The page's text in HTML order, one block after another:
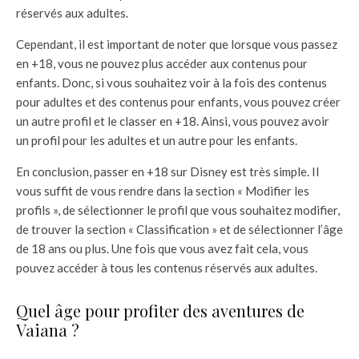
réservés aux adultes.
Cependant, il est important de noter que lorsque vous passez
en +18, vous ne pouvez plus accéder aux contenus pour
enfants. Donc, si vous souhaitez voir à la fois des contenus
pour adultes et des contenus pour enfants, vous pouvez créer
un autre profil et le classer en +18. Ainsi, vous pouvez avoir
un profil pour les adultes et un autre pour les enfants.
En conclusion, passer en +18 sur Disney est très simple. Il
vous suffit de vous rendre dans la section « Modifier les
profils », de sélectionner le profil que vous souhaitez modifier,
de trouver la section « Classification » et de sélectionner l’âge
de 18 ans ou plus. Une fois que vous avez fait cela, vous
pouvez accéder à tous les contenus réservés aux adultes.
Quel âge pour profiter des aventures de
Vaiana ?